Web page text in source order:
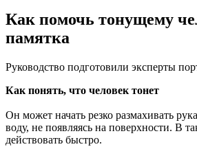
сердцем болеет за нашу Самарскую
07.08.2026 | 21:21
августа
В Самаре пустят дополнительный
07.08.2026 | 20:07
В Самаре временно изменят маршруты
172 и 174
Как помочь тонущему
памятка
Руководство подготовили эксперты
Как понять, что человек тонет
Он может начать резко размахивать
воду, не появляясь на поверхности. В
действовать быстро.